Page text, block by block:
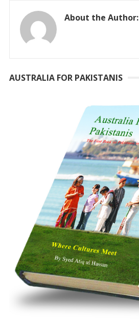
About the Author:
AUSTRALIA FOR PAKISTANIS